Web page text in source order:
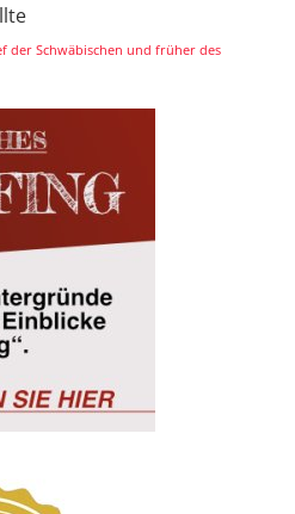
der Schwäbischen und früher des